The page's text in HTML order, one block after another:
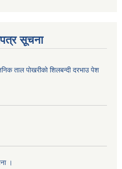
सूचना
ताल पाेखरीकाे शिलबन्दी दरभाउ पेश
।